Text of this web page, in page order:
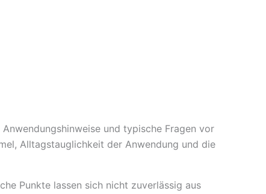
und typische Fragen vor
Alltagstauglichkeit der Anwendung und die
Punkte lassen sich nicht zuverlässig aus